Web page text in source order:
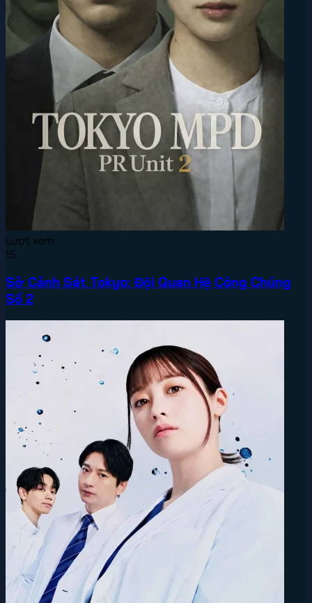
Lượt xem:
15
Sở Cảnh Sát Tokyo: Đội Quan Hệ Công Chúng
Số 2